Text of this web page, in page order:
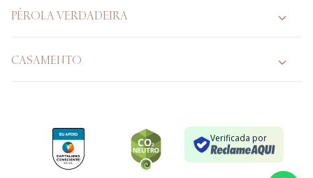
PÉROLA VERDADEIRA
CASAMENTO
Verificada por